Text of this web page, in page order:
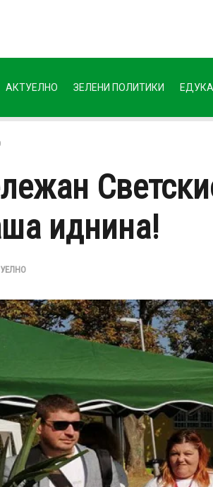
АКТУЕЛНО ЗЕЛЕНИ ПОЛИТИКИ
иднина!